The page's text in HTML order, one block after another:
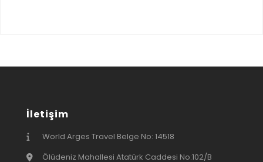
İletişim
World Arges Travel Belge No: 14518
Ölüdeniz Mahallesi Atatürk Caddesi No:102/B